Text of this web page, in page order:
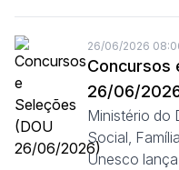
26/06/2026
Concursos
26/06/
Ministério do
Social,
Unesco